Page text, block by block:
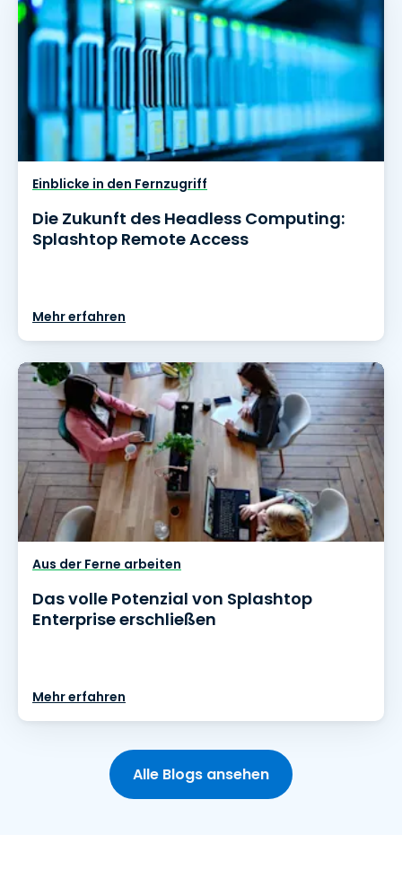
Einblicke in den Fernzugriff
Die Zukunft des Headless Computing:
Splashtop Remote Access
Mehr erfahren
Aus der Ferne arbeiten
Das volle Potenzial von Splashtop
Enterprise erschließen
Mehr erfahren
Alle Blogs ansehen